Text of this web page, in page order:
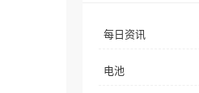
每日资讯
电池